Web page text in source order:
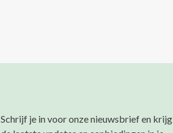
Schrijf je in voor onze nieuwsbrief en krijg